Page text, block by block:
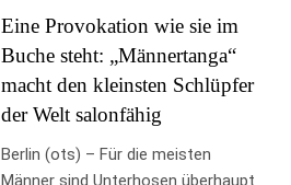
Eine Provokation wie sie im
Buche steht: „Männertanga“
macht den kleinsten Schlüpfer
der Welt salonfähig
Berlin (ots) – Für die meisten
Männer sind Unterhosen überhaupt